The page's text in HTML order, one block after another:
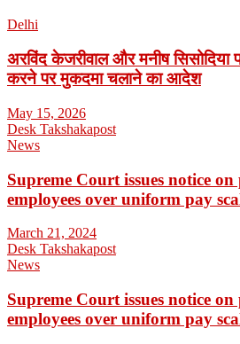
Delhi
अरविंद केजरीवाल और मनीष सिसोदिया
करने पर मुकदमा चलाने का आदेश
May 15, 2026
Desk Takshakapost
News
Supreme Court issues notice
employees over uniform pay
March 21, 2024
Desk Takshakapost
News
Supreme Court issues notice
employees over uniform pay